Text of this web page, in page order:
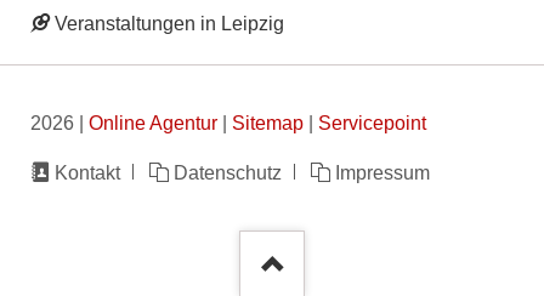
Veranstaltungen in Leipzig
2026 | Online Agentur| Sitemap| Servicepoint
Navigation
Kontakt Datenschutz Impressum